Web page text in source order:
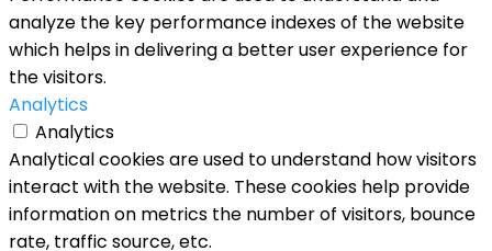
analyze the key performance indexes of the website
which helps in delivering a better user experience for
the visitors.
Analytics
Analytics
Analytical cookies are used to understand how visitors
interact with the website. These cookies help provide
information on metrics the number of visitors, bounce
rate, traffic source, etc.